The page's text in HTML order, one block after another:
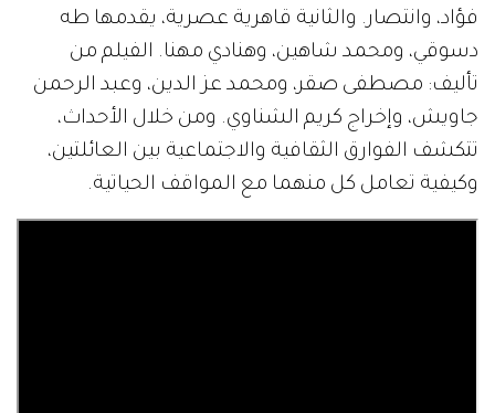
فؤاد، وانتصار. والثانية قاهرية عصرية، يقدمها طه
دسوقي، ومحمد شاهين، وهنادي مهنا. الفيلم من
تأليف: مصطفى صقر، ومحمد عز الدين، وعبد الرحمن
جاويش، وإخراج كريم الشناوي. ومن خلال الأحداث،
تتكشف الفوارق الثقافية والاجتماعية بين العائلتين،
وكيفية تعامل كل منهما مع المواقف الحياتية.